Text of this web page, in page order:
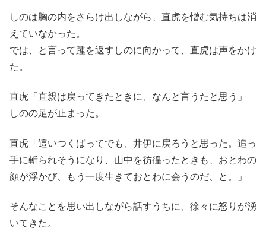
しのは胸の内をさらけ出しながら、直虎を憎む気持ちは消
えていなかった。
では、と言って踵を返すしのに向かって、直虎は声をかけ
た。
直虎「直親は戻ってきたときに、なんと言うたと思う」
しのの足が止まった。
直虎「這いつくばってでも、井伊に戻ろうと思った。追っ
手に斬られそうになり、山中を彷徨ったときも、おとわの
顔が浮かび、もう一度生きておとわに会うのだ、と。」
そんなことを思い出しながら話すうちに、徐々に怒りが湧
いてきた。